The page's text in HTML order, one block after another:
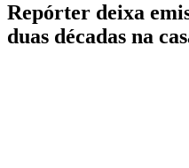
Repórter deixa
duas décadas na